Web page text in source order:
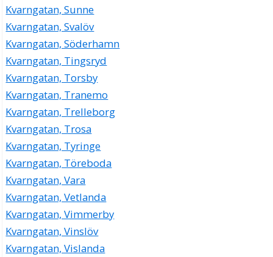
Kvarngatan, Sunne
Kvarngatan, Svalöv
Kvarngatan, Söderhamn
Kvarngatan, Tingsryd
Kvarngatan, Torsby
Kvarngatan, Tranemo
Kvarngatan, Trelleborg
Kvarngatan, Trosa
Kvarngatan, Tyringe
Kvarngatan, Töreboda
Kvarngatan, Vara
Kvarngatan, Vetlanda
Kvarngatan, Vimmerby
Kvarngatan, Vinslöv
Kvarngatan, Vislanda